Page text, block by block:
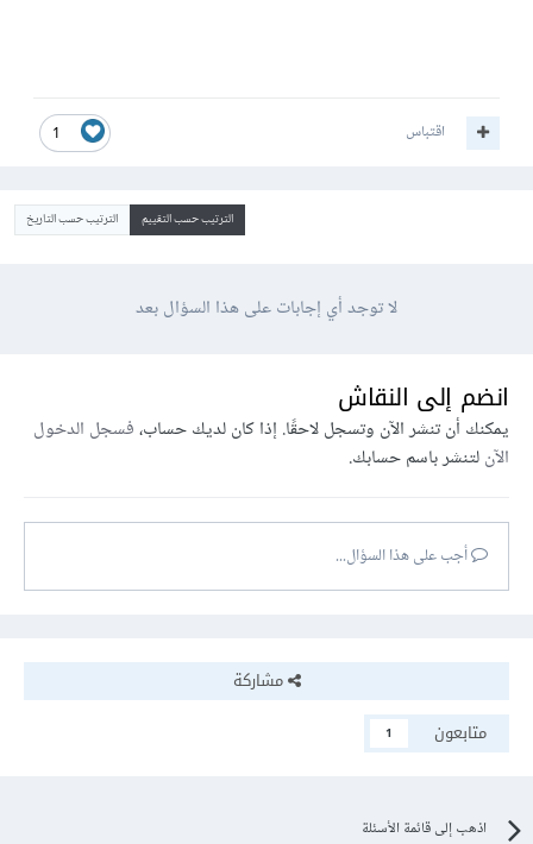
1 اقتباس
الترتيب حسب التقييم الترتيب حسب التاريخ
لا توجد أي إجابات على هذا السؤال بعد
انضم إلى النقاش
يمكنك أن تنشر الآن وتسجل لاحقًا. إذا كان لديك حساب،فسجل الدخول
الآنلتنشر باسم حسابك.
أجب على هذا السؤال...
مشاركة
متابعون
1
اذهب إلى قائمة الأسئلة